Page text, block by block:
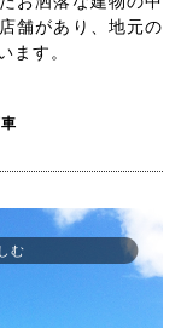
舗があり、地元の
ます。
む